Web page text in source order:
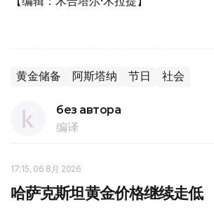
黄金储备 阿斯塔纳 节日 社会
без автора
编译
17:15, 06 8月 2026
哈萨克斯坦黄金价格继续走低